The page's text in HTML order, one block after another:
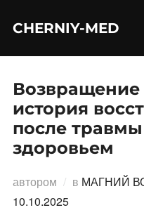
CHERNIY-MED
история
после
здоровьем
автором в МАГНИЙ
10.10.2025